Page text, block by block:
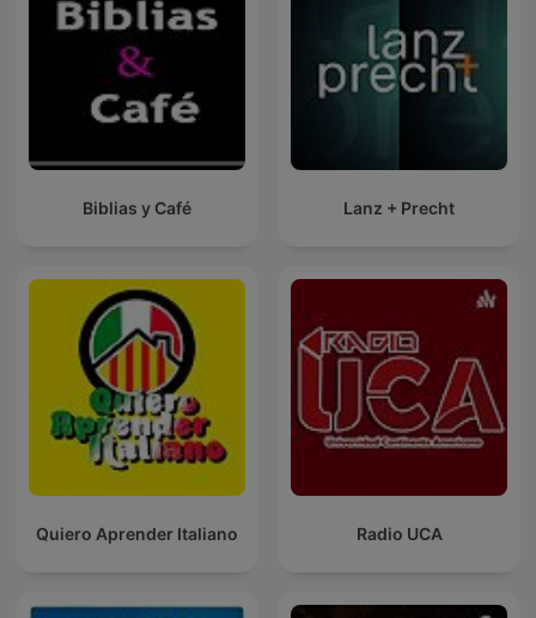
Biblias y Café Lanz + Precht
Quiero Aprender Italiano Radio UCA